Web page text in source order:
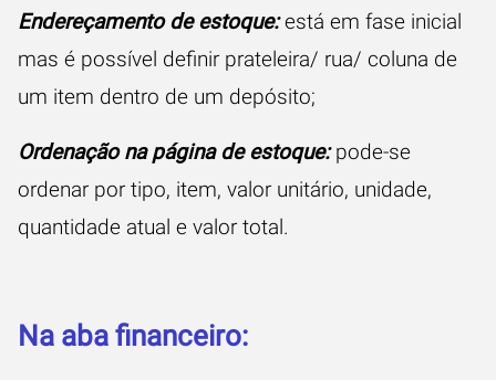
Endereçamento de estoque:está em fase inicial
mas é possível definir prateleira/ rua/ coluna de
um item dentro de um depósito;
Ordenação na página de estoque:pode-se
ordenar por tipo, item, valor unitário, unidade,
quantidade atual e valor total.
Na aba financeiro: